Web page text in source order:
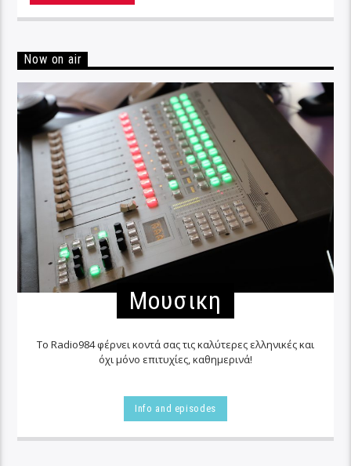
Now on air
Μουσικη
Το Radio984 φέρνει κοντά σας τις καλύτερες ελληνικές και
όχι μόνο επιτυχίες, καθημερινά!
Info and episodes